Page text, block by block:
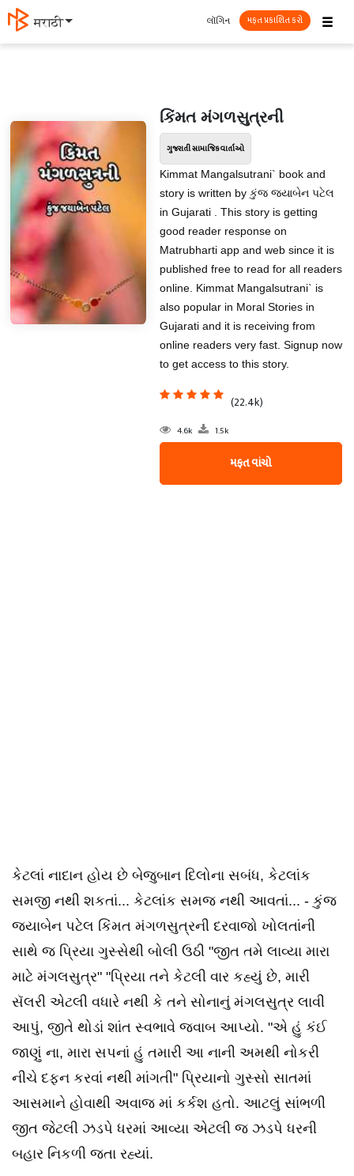
मराठी ☰
લૉગિન મફત પ્રકાશિત કરો
કિંમત મંગળસુત્રની
ગુજરાતી સામાજિક વાર્તાઓ
Kimmat Mangalsutrani` book and
story is written by કુંજ જયાબેન પટેલ
in Gujarati . This story is getting
good reader response on
Matrubharti app and web since it is
published free to read for all readers
online. Kimmat Mangalsutrani` is
also popular in Moral Stories in
Gujarati and it is receiving from
online readers very fast. Signup now
to get access to this story.
(22.4k)
4.6k 1.5k
મફત વાંચો
કેટલાં નાદાન હોય છે બેજુબાન દિલોના સબંધ, કેટલાંક
સમજી નથી શકતાં... કેટલાંક સમજ નથી આવતાં... - કુંજ
જયાબેન પટેલ કિંમત મંગળસુત્રની દરવાજો ખોલતાંની
સાથે જ પ્રિયા ગુસ્સેથી બોલી ઉઠી "જીત તમે લાવ્યા મારા
માટે મંગલસુત્ર" "પ્રિયા તને કેટલી વાર કહ્યું છે, મારી
સૅલરી એટલી વધારે નથી કે તને સોનાનું મંગલસુત્ર લાવી
આપું, જીતે થોડાં શાંત સ્વભાવે જવાબ આપ્યો. "એ હું કંઈ
જાણું ના, મારા સપનાં હું તમારી આ નાની અમથી નોકરી
નીચે દફન કરવાં નથી માંગતી" પ્રિયાનો ગુસ્સો સાતમાં
આસમાને હોવાથી અવાજ માં કર્કશ હતો. આટલું સાંભળી
જીત જેટલી ઝડપે ધરમાં આવ્યા એટલી જ ઝડપે ધરની
બહાર નિકળી જતા રહ્યાં.